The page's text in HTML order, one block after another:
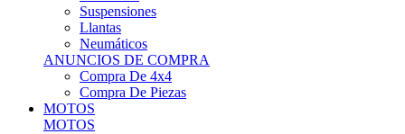
Llantas
Neumáticos
ANUNCIOS DE COMPRA
Compra De 4x4
Compra De Piezas
MOTOS
MOTOS
Motos De Circuito